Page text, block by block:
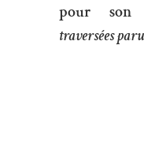
pour son
traversées